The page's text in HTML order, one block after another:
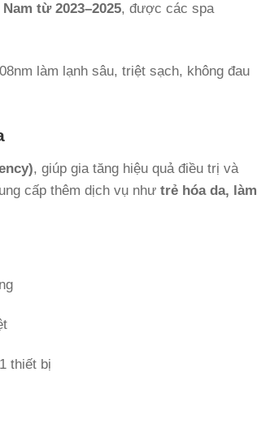
từ 2023–2025, được các spa
làm lạnh sâu, triệt sạch, không đau
, giúp gia tăng hiệu quả điều trị và
cấp thêm dịch vụ như trẻ hóa da, làm
thiết bị